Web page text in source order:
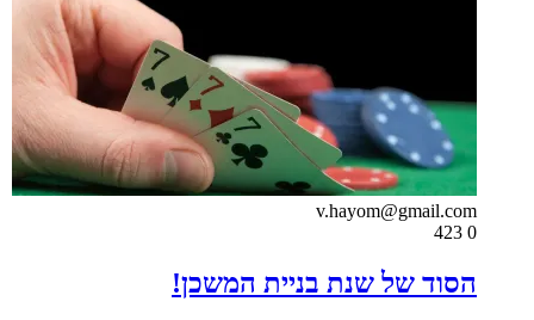
v.hayom@gmail.com
0
הסוד של שנת בניית המשכן!